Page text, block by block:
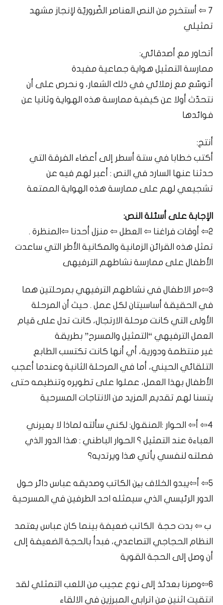
7 ⇦ أستخرج من النص العناصر الضّروريّة لإنجاز مشهد
تمثيلي
أتحاور مع أصدقائي:
ممارسة التمثيل هواية جماعية مفيدة
أتوسّع مع زملائي في ذلك الشعار، و نحرص على أن
نتحدّث أولا عن كيفية ممارسة هذه الهواية وثانيا عن
فوائدها
أنتج:
أكتب خطابا في ستة أسطر إلى أعضاء الفرقة التي
حدثنا عنها السارد في النص : أعبر لهم فيه عن
تشجيعي لهم على ممارسة هذه الهواية الممتعة
الإجابة على أسئلة النص:
2⇦ أوقات فراغنا ⇦ العطل ⇦ منزل أحدنا ⇦المنظرة .
تمثل هذه القرائن الزمانية والمكانية الأطر التي ساعدت
الأطفال على ممارسة نشاطهم الترفيهى
3⇦مر الاطفال في نشاطهم الترفيهي بمرحلتين هما
في الحقيقة أساسيتان لكل عمل . حيث أن المرحلة
الأولى التي كانت مرحلة الارتجال، كانت تدل على قيام
العمل الترفيهي “التمثيل والمسرح” بطريقة
غير منتظمة ودورية، أي أنها كانت تكتسب الطابع
التلقائي الحيني، أما في المرحلة الثانية وعندما أعجب
الأطفال بهذا العمل، عملوا على تطويره وتنظيمه حتى
يتسنا لهم تقديم المزيد من الانتاجات المسرحية
4⇦ أ⇦ الحوار :المنقول: لكني سألته لماذا لا يعيرني
العباءة عند التمثيل ؟ الحوار الباطني : هذا الدور الذي
فصلته لنفسي يأتي هذا ويرتديه؟
5⇦ أ⇦يبدو الخلاف بین الكاتب وصديقه عباس دائر حول
الدور الرئيسي الذي سيمثله احد الطرفين في المسرحية
ب ⇦ بدت حجة الكاتب ضعيفة بينما كان عباس يعتمد
النظام الحجاجي التصاعدي، فبدأ بالحجة الضعيفة إلى
أن وصل إلى الحجة القوية
6⇦وصرنا بعدئذ إلى نوع عجيب من اللعب التمثلي لقد
انتقيت اثنين من اترابي المبرزين في الالقاء